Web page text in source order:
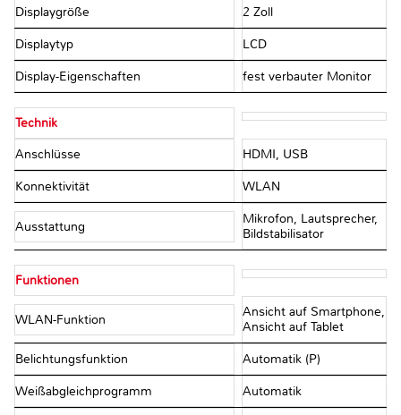
Displaygröße 2 Zoll
Displaytyp LCD
Display-Eigenschaften fest verbauter Monitor
Technik
Anschlüsse HDMI, USB
Konnektivität WLAN
Ausstattung
Mikrofon, Lautsprecher,
Bildstabilisator
Funktionen
WLAN-Funktion
Ansicht auf Smartphone,
Ansicht auf Tablet
Belichtungsfunktion Automatik (P)
Weißabgleichprogramm Automatik